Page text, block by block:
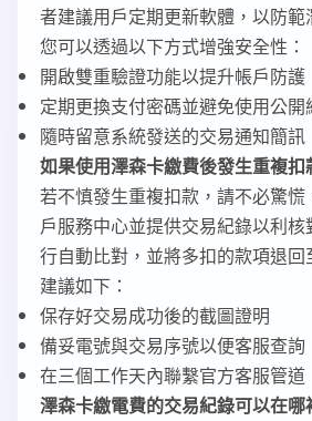
者建議用戶定期更新軟體，以防範
您可以透過以下方式增強安全性：
開啟雙重驗證功能以提升帳戶防護
定期更換支付密碼並避免使用公開
隨時留意系統發送的交易通知簡訊
如果使用澤森卡繳費後發生重複扣
若不慎發生重複扣款，請不必驚
戶服務中心並提供交易紀錄以利
行自動比對，並將多扣的款項退
建議如下：
保存好交易成功後的截圖證明
備妥電號與交易序號以便客服查詢
在三個工作天內聯繫官方客服管道
澤森卡繳電費的交易紀錄可以在哪